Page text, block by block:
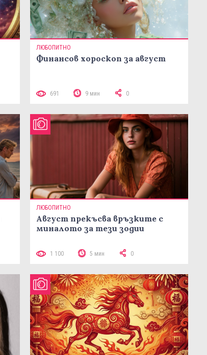
ЛЮБОПИТНО
Финансов хороскоп за август
691 9 мин 0
ЛЮБОПИТНО
Август прекъсва връзките с
миналото за тези зодии
1 100 5 мин 0